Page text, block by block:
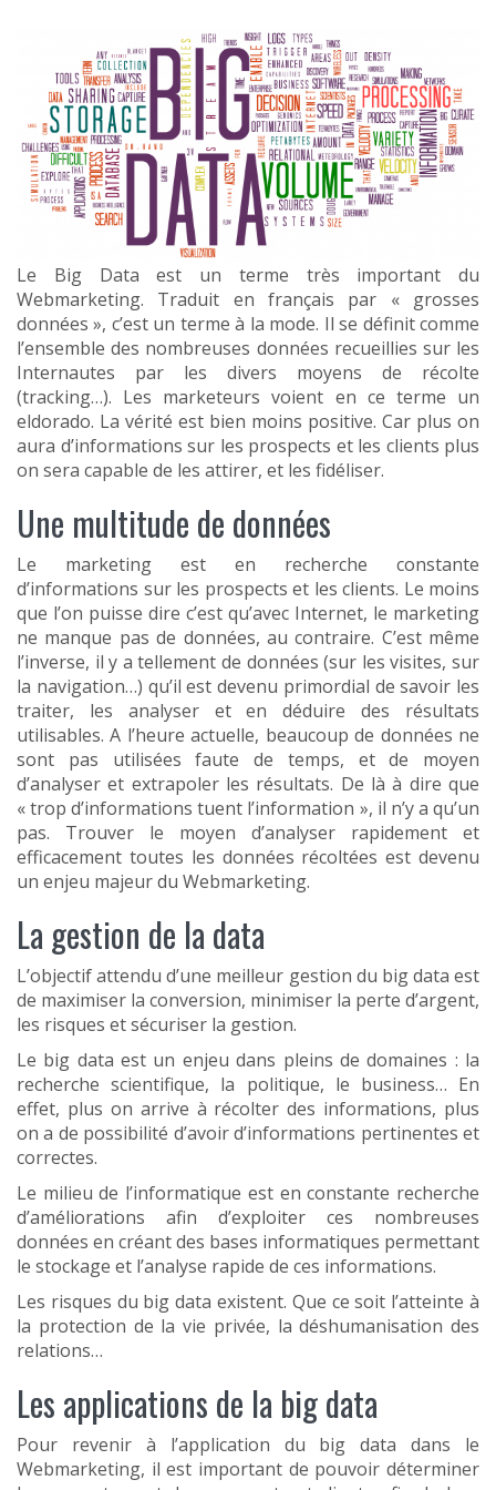
Le Big Data est un terme très important du
Webmarketing. Traduit en français par « grosses
données », c’est un terme à la mode. Il se définit comme
l’ensemble des nombreuses données recueillies sur les
Internautes par les divers moyens de récolte
(tracking…). Les marketeurs voient en ce terme un
eldorado. La vérité est bien moins positive. Car plus on
aura d’informations sur les prospects et les clients plus
on sera capable de les attirer, et les fidéliser.
Une multitude de données
Le marketing est en recherche constante
d’informations sur les prospects et les clients. Le moins
que l’on puisse dire c’est qu’avec Internet, le marketing
ne manque pas de données, au contraire. C’est même
l’inverse, il y a tellement de données (sur les visites, sur
la navigation…) qu’il est devenu primordial de savoir les
traiter, les analyser et en déduire des résultats
utilisables. A l’heure actuelle, beaucoup de données ne
sont pas utilisées faute de temps, et de moyen
d’analyser et extrapoler les résultats. De là à dire que
« trop d’informations tuent l’information », il n’y a qu’un
pas. Trouver le moyen d’analyser rapidement et
efficacement toutes les données récoltées est devenu
un enjeu majeur du Webmarketing.
La gestion de la data
L’objectif attendu d’une meilleur gestion du big data est
de maximiser la conversion, minimiser la perte d’argent,
les risques et sécuriser la gestion.
Le big data est un enjeu dans pleins de domaines : la
recherche scientifique, la politique, le business… En
effet, plus on arrive à récolter des informations, plus
on a de possibilité d’avoir d’informations pertinentes et
correctes.
Le milieu de l’informatique est en constante recherche
d’améliorations afin d’exploiter ces nombreuses
données en créant des bases informatiques permettant
le stockage et l’analyse rapide de ces informations.
Les risques du big data existent. Que ce soit l’atteinte à
la protection de la vie privée, la déshumanisation des
relations…
Les applications de la big data
Pour revenir à l’application du big data dans le
Webmarketing, il est important de pouvoir déterminer